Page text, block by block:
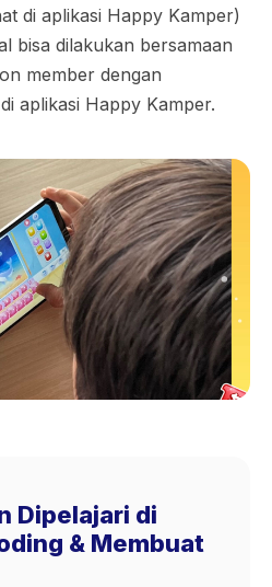
di aplikasi Happy Kamper)
bisa dilakukan bersamaan
member dengan
aplikasi Happy Kamper.
Dipelajari di
& Membuat